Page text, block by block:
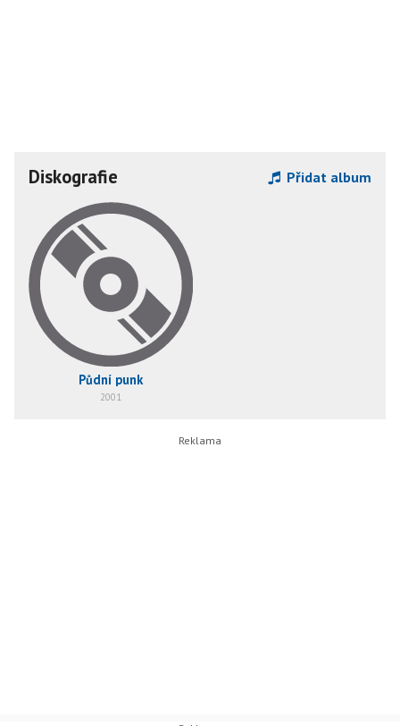
Diskografie Přidat album
Půdní punk
2001